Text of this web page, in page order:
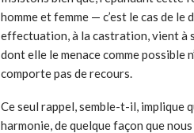
homme et femme — c’est le cas de le
effectuation, à la castration, vient à
dont elle le menace comme possible
comporte pas de recours.
Ce seul rappel, semble-t-il, implique
harmonie, de quelque façon que nous